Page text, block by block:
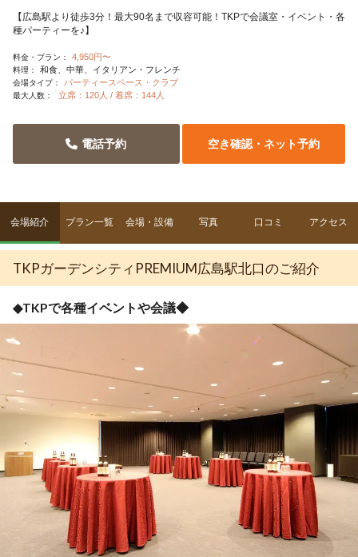
【広島駅より徒歩3分！最大90名まで収容可能！TKPで会議室・イベント・各
種パーティーを♪】
料金・プラン： 4,950円〜
料理： 和食 中華 イタリアン・フレンチ
会場タイプ： パーティースペース・クラブ
最大人数： 立席：120人 / 着席：144人
空き確認・ネット予約
電話予約
会場紹介 プラン一覧 会場・設備 写真 口コミ アクセス
TKPガーデンシティPREMIUM広島駅北口のご紹介
◆TKPで各種イベントや会議◆